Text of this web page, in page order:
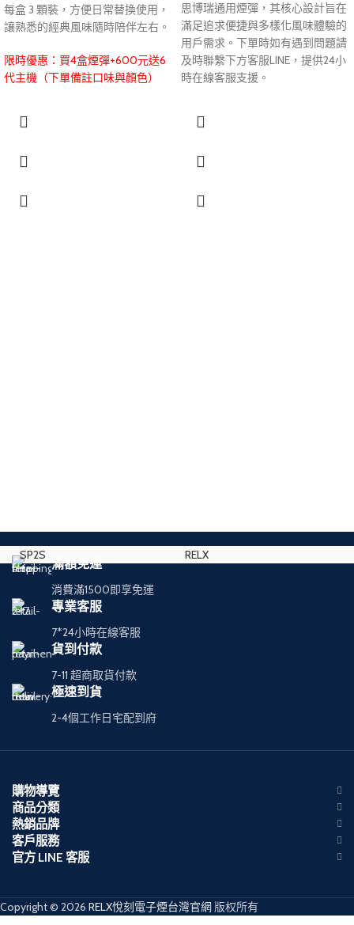
每盒 3 顆裝，方便日常替換使用，
讓熟悉的經典風味隨時陪伴左右。
限時優惠：買4盒煙彈+600元送6
代主機（下單備註口味與顏色）
思博瑞通用煙彈，其核心設計旨在
滿足追求便捷與多樣化風味體驗的
用戶需求。下單時如有遇到問題請
及時聯繫下方客服LINE，提供24小
時在線客服支援。
SP2S RELX
滿額免運
消費滿1500即享免運
專業客服
7*24小時在線客服
貨到付款
7-11 超商取貨付款
極速到貨
2-4個工作日宅配到府
購物導覽
商品分類
熱銷品牌
客戶服務
官方 LINE 客服
Copyright © 2026 RELX悅刻電子煙台灣官網 版权所有